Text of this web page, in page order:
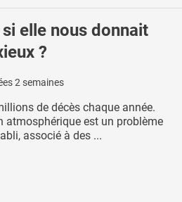
si elle nous donnait
?
2 semaines
de décès chaque année.
atmosphérique est un problème
associé à des ...